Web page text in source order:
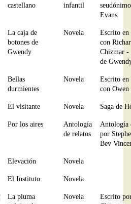
castellano
infantil
Evans
La caja de
botones de
Gwendy
Novela
Escrito en
con
Chizmar
de
Bellas
durmientes
Novela
Escrito en
con
El visitante Novela Saga de
Por los aires
Antología
de relatos
Antología
por
Bev
Elevación Novela
El Instituto Novela
La pluma
Novela
Escrito